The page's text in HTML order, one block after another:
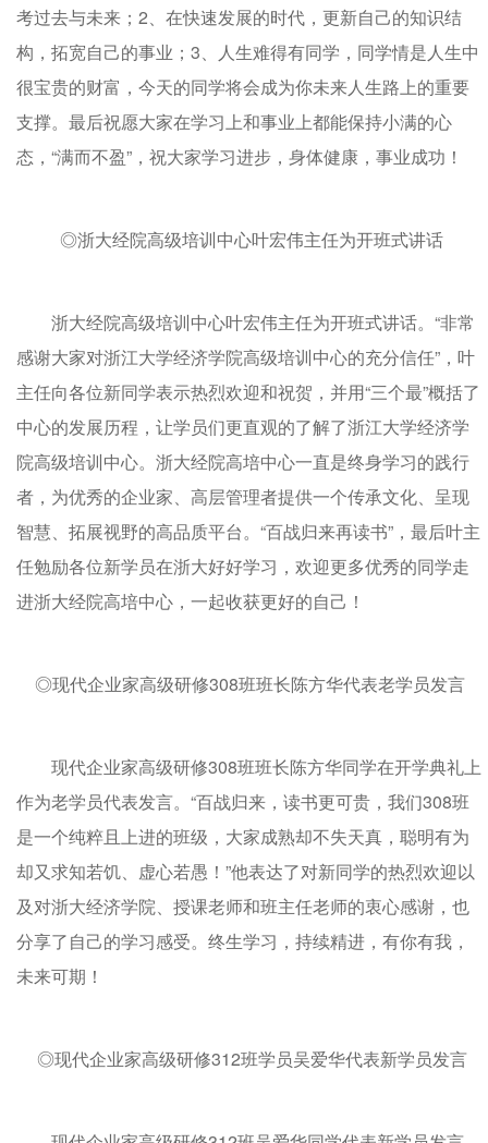
考过去与未来；2、在快速发展的时代，更新自己的知识结
构，拓宽自己的事业；3、人生难得有同学，同学情是人生中
很宝贵的财富，今天的同学将会成为你未来人生路上的重要
支撑。最后祝愿大家在学习上和事业上都能保持小满的心
态，“满而不盈”，祝大家学习进步，身体健康，事业成功！
◎浙大经院高级培训中心叶宏伟主任为开班式讲话
浙大经院高级培训中心叶宏伟主任为开班式讲话。“非常
感谢大家对浙江大学经济学院高级培训中心的充分信任”，叶
主任向各位新同学表示热烈欢迎和祝贺，并用“三个最”概括了
中心的发展历程，让学员们更直观的了解了浙江大学经济学
院高级培训中心。浙大经院高培中心一直是终身学习的践行
者，为优秀的企业家、高层管理者提供一个传承文化、呈现
智慧、拓展视野的高品质平台。“百战归来再读书”，最后叶主
任勉励各位新学员在浙大好好学习，欢迎更多优秀的同学走
进浙大经院高培中心，一起收获更好的自己！
◎现代企业家高级研修308班班长陈方华代表老学员发言
现代企业家高级研修308班班长陈方华同学在开学典礼上
作为老学员代表发言。“百战归来，读书更可贵，我们308班
是一个纯粹且上进的班级，大家成熟却不失天真，聪明有为
却又求知若饥、虚心若愚！”他表达了对新同学的热烈欢迎以
及对浙大经济学院、授课老师和班主任老师的衷心感谢，也
分享了自己的学习感受。终生学习，持续精进，有你有我，
未来可期！
◎现代企业家高级研修312班学员吴爱华代表新学员发言